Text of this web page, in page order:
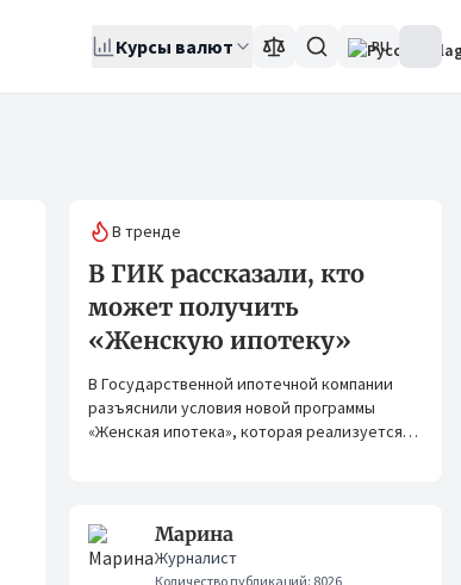
Курсы валют RU
В тренде
В ГИК рассказали, кто
может получить
«Женскую ипотеку»
В Государственной ипотечной компании
разъяснили условия новой программы
«Женская ипотека», которая реализуется
Марина
Журналист
Количество публикаций: 8026